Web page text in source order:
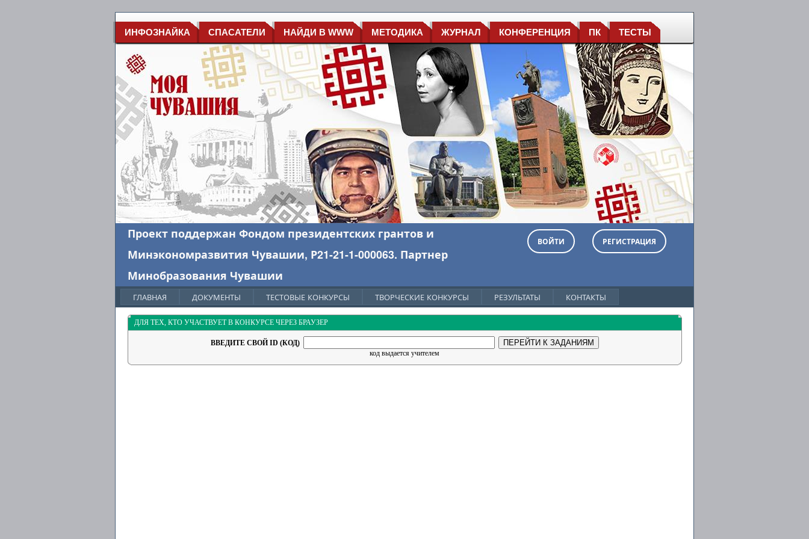
ИНФОЗНАЙКА СПАСАТЕЛИ НАЙДИ В WWW МЕТОДИКА ЖУРНАЛ КОНФЕРЕНЦИЯ ПК ТЕСТЫ
Проект поддержан Фондом президентских грантов и
Минэкономразвития Чувашии, Р21-21-1-000063. Партнер
Минобразования Чувашии
ВОЙТИ РЕГИСТРАЦИЯ
ГЛАВНАЯ ДОКУМЕНТЫ ТЕСТОВЫЕ КОНКУРСЫ ТВОРЧЕСКИЕ КОНКУРСЫ РЕЗУЛЬТАТЫ КОНТАКТЫ
ДЛЯ ТЕХ, КТО УЧАСТВУЕТ В КОНКУРСЕ ЧЕРЕЗ БРАУЗЕР
ВВЕДИТЕ СВОЙ ID (КОД)
код выдается учителем